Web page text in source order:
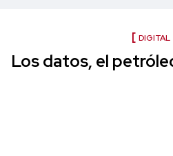
DIGITAL
Los datos, el